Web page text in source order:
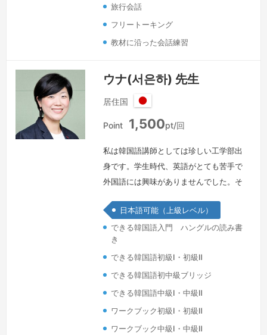
旅行会話
フリートーキング
教材に沿った会話練習
ウナ(서은하) 先生
居住国
日
本
Point 1,500pt/回
私は韓国語講師としては珍しい工学部出
身です。学生時代、英語がとても苦手で
外国語には興味がありませんでした。そ
面白さを知りました。その理由は、日本
語を通じて意思疎通だけなく、差異と理
解を学んだからです。日本語が韓国語と
語順と表現が似ているので、容易く習得
できるだろうという少し不純な動機で始
めましたが、今は日本語を通じてもう一
度韓国語を再発見し、学び、少し大げさ
日本語可能（上級レベル）
できる韓国語入門 ハングルの読み書
き
できる韓国語初級Ⅰ・初級Ⅱ
できる韓国語初中級ブリッジ
できる韓国語中級Ⅰ・中級Ⅱ
ワークブック初級Ⅰ・初級Ⅱ
ワークブック中級Ⅰ・中級Ⅱ